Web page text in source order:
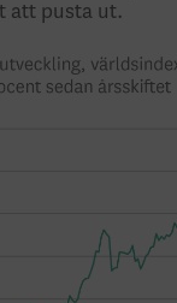
att pusta ut.